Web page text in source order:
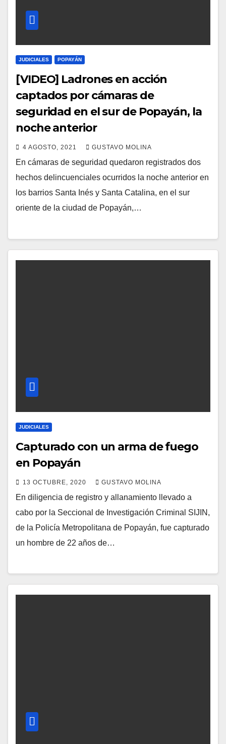
JUDICIALES POPAYÁN
[VIDEO] Ladrones en acción
captados por cámaras de
seguridad en el sur de Popayán, la
noche anterior
4 AGOSTO, 2021 GUSTAVO MOLINA
En cámaras de seguridad quedaron registrados dos
hechos delincuenciales ocurridos la noche anterior en
los barrios Santa Inés y Santa Catalina, en el sur
oriente de la ciudad de Popayán,…
JUDICIALES
Capturado con un arma de fuego
en Popayán
13 OCTUBRE, 2020 GUSTAVO MOLINA
En diligencia de registro y allanamiento llevado a
cabo por la Seccional de Investigación Criminal SIJIN,
de la Policía Metropolitana de Popayán, fue capturado
un hombre de 22 años de…